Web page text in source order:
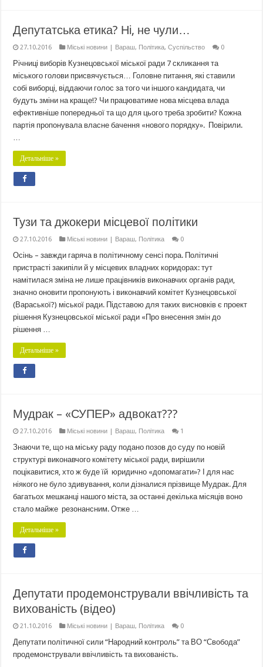
Депутатська етика? Ні, не чули…
27.10.2016 Міські новини | Вараш, Політика,Суспільство 0
Річниці виборів Кузнецовської міської ради 7 скликання та
міського голови присвячується… Головне питання, які ставили
собі виборці, віддаючи голос за того чи іншого кандидата, чи
будуть зміни на краще!? Чи працюватиме нова місцева влада
ефективніше попередньої та що для цього треба зробити? Кожна
партія пропонувала власне бачення «нового порядку». Повірили.
…
Детальніше »
Тузи та джокери місцевої політики
27.10.2016 Міські новини | Вараш, Політика 0
Осінь – завжди гаряча в політичному сенсі пора. Політичні
пристрасті закипіли й у місцевих владних коридорах: тут
намітилася зміна не лише працівників виконавчих органів ради,
значно оновити пропонують і виконавчий комітет Кузнецовської
(Вараської?) міської ради. Підставою для таких висновків є проект
рішення Кузнецовської міської ради «Про внесення змін до
рішення …
Детальніше »
Мудрак – «СУПЕР» адвокат???
27.10.2016 Міські новини | Вараш, Політика 1
Знаючи те, що на міську раду подано позов до суду по новій
структурі виконавчого комітету міської ради, вирішили
поцікавитися, хто ж буде їй юридично «допомагати»? І для нас
ніякого не було здивування, коли дізналися прізвище Мудрак. Для
багатьох мешканці нашого міста, за останні декілька місяців воно
стало майже резонансним. Отже …
Детальніше »
Депутати продемонстрували ввічливість та
вихованість (відео)
21.10.2016 Міські новини | Вараш, Політика 0
Депутати політичної сили “Народний контроль” та ВО “Свобода”
продемонстрували ввічливість та вихованість.